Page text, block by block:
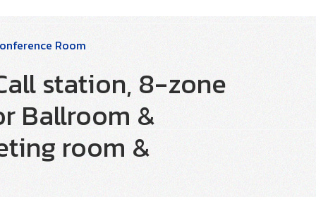
Room
station, 8-zone
Ballroom &
room &